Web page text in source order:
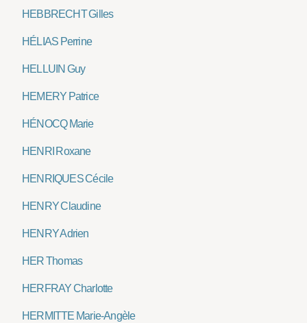
HEBBRECHT Gilles
HÉLIAS Perrine
HELLUIN Guy
HEMERY Patrice
HÉNOCQ Marie
HENRI Roxane
HENRIQUES Cécile
HENRY Claudine
HENRY Adrien
HER Thomas
HERFRAY Charlotte
HERMITTE Marie-Angèle